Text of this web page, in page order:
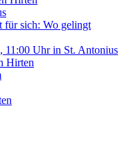
für sich: Wo gelingt
11:00 Uhr in St. Antonius
Hirten